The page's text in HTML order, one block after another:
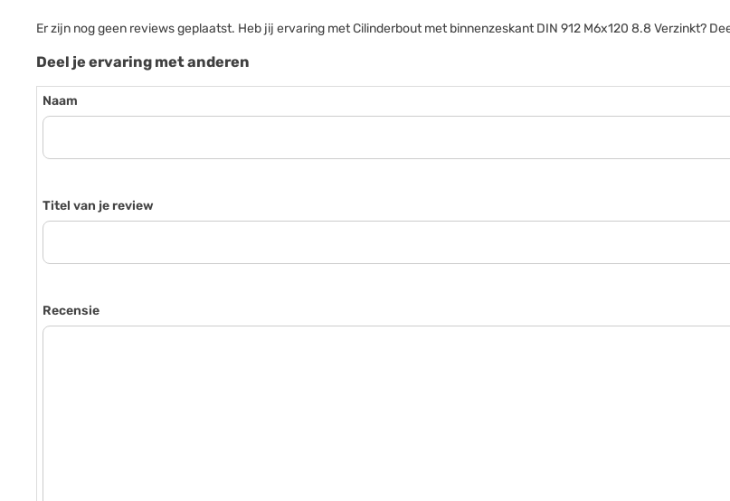
Er zijn nog geen reviews geplaatst. Heb jij ervaring met Cilinderbout met binnenzeskant DIN 912 M6x120 8.8 Verzinkt?
Deel je ervaring met anderen
Naam
Titel van je review
Recensie